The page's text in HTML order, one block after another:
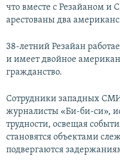
Все сайты Радио
что вместе с Резайаном и
арестованы два
38-летний Резайан
и имеет двойное
гражданство.
Сотрудники западных
журналисты «Би-би-си»,
трудности, освещая
становятся объектами
подвергаются